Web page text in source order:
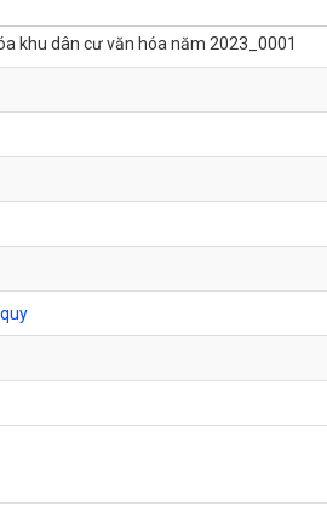
khu dân cư văn hóa năm 2023_0001